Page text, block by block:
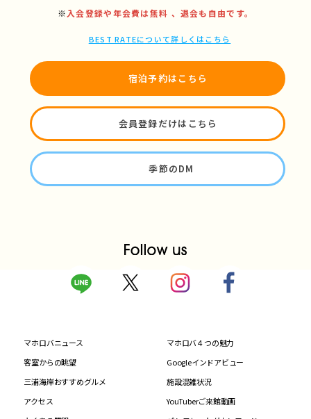
※ 入会登録や年会費は無料 、退会も自由です。
BEST RATEについて詳しくはこちら
宿泊予約はこちら
会員登録だけはこちら
季節のDM
マホロバニュース
マホロバ４つの魅力
客室からの眺望
Googleインドアビュー
三浦海岸おすすめグルメ
施設混雑状況
アクセス
YouTuberご来館動画